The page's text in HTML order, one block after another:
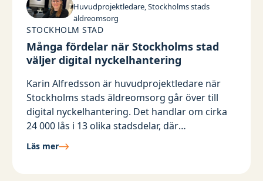
Huvudprojektledare, Stockholms stads
äldreomsorg
STOCKHOLM STAD
Många fördelar när Stockholms stad
väljer digital nyckelhantering
Karin Alfredsson är huvudprojektledare när
Stockholms stads äldreomsorg går över till
digital nyckelhantering. Det handlar om cirka
24 000 lås i 13 olika stadsdelar, där
förutsättningarna ser olika ut från område till
område. En bit in i det enorma projektet är
Läs mer